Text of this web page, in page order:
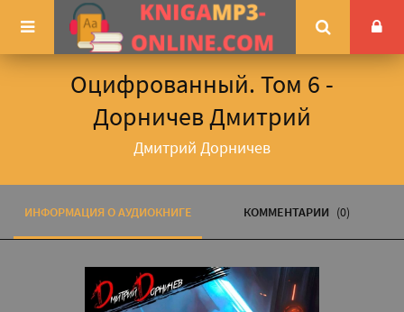
Оцифрованный. Том 6 -
Дорничев Дмитрий
Дмитрий Дорничев
ИНФОРМАЦИЯ О АУДИОКНИГЕ КОММЕНТАРИИ (0)